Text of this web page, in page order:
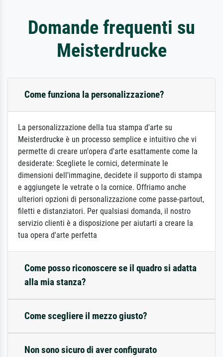
Domande frequenti su
Meisterdrucke
Come funziona la personalizzazione?
La personalizzazione della tua stampa d'arte su
Meisterdrucke è un processo semplice e intuitivo che vi
permette di creare un'opera d'arte esattamente come la
desiderate: Scegliete le cornici, determinate le
dimensioni dell'immagine, decidete il supporto di stampa
e aggiungete le vetrate o la cornice. Offriamo anche
ulteriori opzioni di personalizzazione come passe-partout,
filetti e distanziatori. Per qualsiasi domanda, il nostro
servizio clienti è a disposizione per aiutarti a creare la
tua opera d'arte perfetta
Come posso riconoscere se il quadro si adatta
alla mia stanza?
Come scegliere il mezzo giusto?
Non sono sicuro di aver configurato